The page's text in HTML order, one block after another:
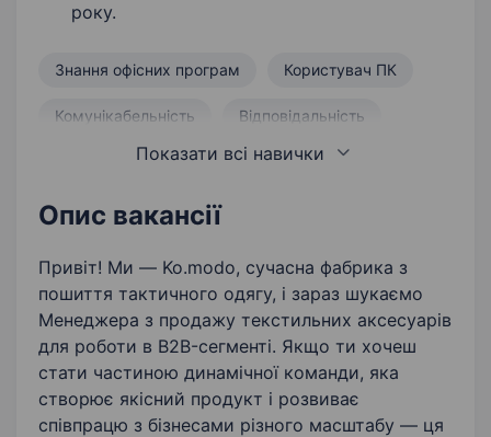
року.
Знання офісних програм Користувач ПК
Комунікабельність Відповідальність
Робота в команді Ведення переговорів
Активність Уміння аналізувати
Робота з клієнтами Орієнтація на результат
Пошиття одягу Розвиток продажу
Показати всі навички
Опис вакансії
Привіт! Ми — Ko.modo, сучасна фабрика з
пошиття тактичного одягу, і зараз шукаємо
Менеджера з продажу текстильних аксесуарів
для роботи в B2B-сегменті. Якщо ти хочеш
стати частиною динамічної команди, яка
створює якісний продукт і розвиває
співпрацю з бізнесами різного масштабу — ця